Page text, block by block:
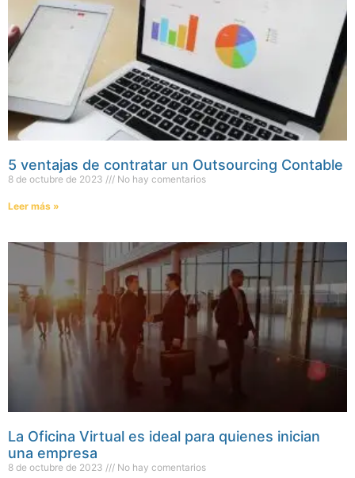
5 ventajas de contratar un Outsourcing Contable
8 de octubre de 2023 No hay comentarios
Leer más »
La Oficina Virtual es ideal para quienes inician
una empresa
8 de octubre de 2023 No hay comentarios